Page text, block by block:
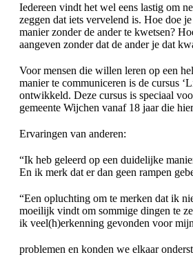
Iedereen vindt het wel eens lastig om
zeggen dat iets vervelend is. Hoe doe
manier zonder de ander te kwetsen?
aangeven zonder dat de ander je dat
Voor mensen die willen leren op een
manier te communiceren is de cursus
ontwikkeld. Deze cursus is speciaal
gemeente Wijchen vanaf 18 jaar die
Ervaringen van anderen:
“Ik heb geleerd op een duidelijke
En ik merk dat er dan geen rampen
“Een opluchting om te merken dat ik
moeilijk vindt om sommige dingen te
ik veel(h)erkenning gevonden voor mijn
problemen en konden we elkaar